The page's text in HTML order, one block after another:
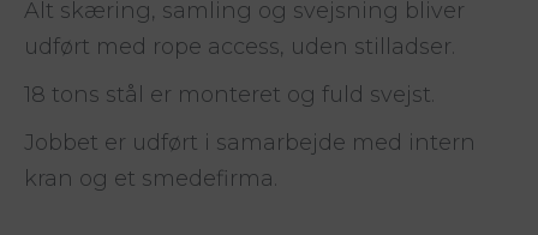
Alt skæring, samling og svejsning bliver
udført med rope access, uden stilladser.
18 tons stål er monteret og fuld svejst.
Jobbet er udført i samarbejde med intern
kran og et smedefirma.